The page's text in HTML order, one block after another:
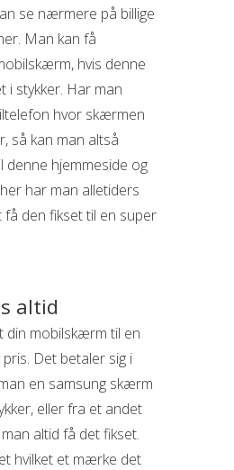
se nærmere på billige
Man kan få
hvis denne
i stykker. Har man
hvor skærmen
så kan man altså
denne hjemmeside og
har man alletiders
få den fikset til en super
altid
din mobilskærm til en
Det betaler sig i
en samsung skærm
eller fra et andet
altid få det fikset.
hvilket et mærke det